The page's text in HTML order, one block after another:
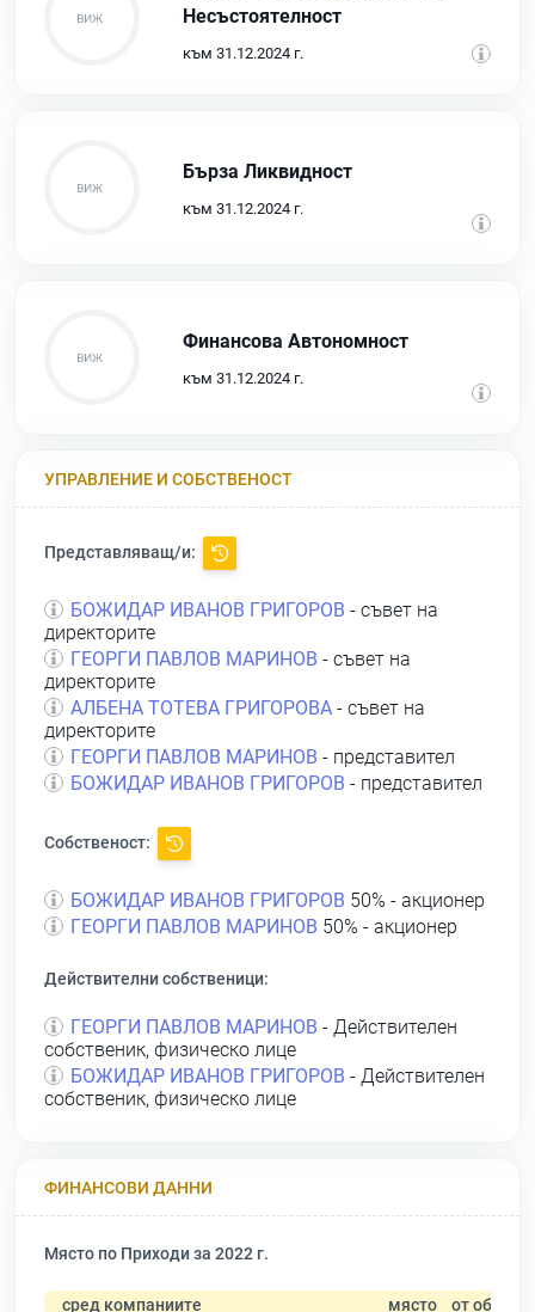
Несъстоятелност
към 31.12.2024 г.
Бърза Ликвидност
към 31.12.2024 г.
Финансова Автономност
към 31.12.2024 г.
УПРАВЛЕНИЕ И СОБСТВЕНОСТ
Представляващ/и:
БОЖИДАР ИВАНОВ ГРИГОРОВ - съвет на
директорите
ГЕОРГИ ПАВЛОВ МАРИНОВ - съвет на
директорите
АЛБЕНА ТОТЕВА ГРИГОРОВА - съвет на
директорите
ГЕОРГИ ПАВЛОВ МАРИНОВ - представител
БОЖИДАР ИВАНОВ ГРИГОРОВ - представител
Собственост:
БОЖИДАР ИВАНОВ ГРИГОРОВ 50% - акционер
ГЕОРГИ ПАВЛОВ МАРИНОВ 50% - акционер
Действителни собственици:
ГЕОРГИ ПАВЛОВ МАРИНОВ - Действителен
собственик, физическо лице
БОЖИДАР ИВАНОВ ГРИГОРОВ - Действителен
собственик, физическо лице
ФИНАНСОВИ ДАННИ
Място по Приходи за 2022 г.
сред компаниите място от общо